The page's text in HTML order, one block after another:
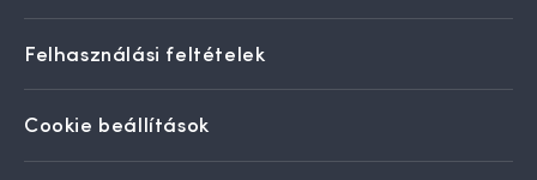
Felhasználási feltételek
Cookie beállítások